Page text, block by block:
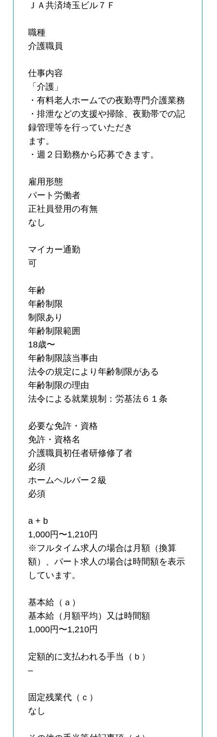
ＪＡ共済埼玉ビル７Ｆ
職種
介護職員
仕事内容
「介護」
・有料老人ホームでの夜勤専門介護業務
・排泄などの支援や掃除、夜勤帯での記
録管理等を行っていただき
ます。
・週２日勤務から応募できます。
雇用形態
パート労働者
正社員登用の有無
なし
マイカー通勤
可
年齢
年齢制限
制限あり
年齢制限範囲
18歳〜
年齢制限該当事由
法令の規定により年齢制限がある
年齢制限の理由
法令による就業規制：労基法６１条
必要な免許・資格
免許・資格名
介護職員初任者研修修了者
必須
ホームヘルパー２級
必須
a + b
1,000円〜1,210円
※フルタイム求人の場合は月額（換算
額）、パート求人の場合は時間額を表示
しています。
基本給（ａ）
基本給（月額平均）又は時間額
1,000円〜1,210円
定額的に支払われる手当（ｂ）
–
固定残業代（ｃ）
なし